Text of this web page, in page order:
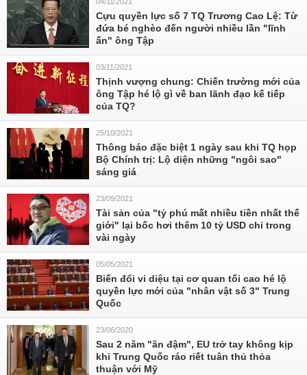
Cựu quyền lực số 7 TQ Trương Cao Lệ: Từ
đứa bé nghèo đến người nhiều lần "lĩnh
ấn" ông Tập
03/11/2021
Thịnh vượng chung: Chiến trường mới của
ông Tập hé lộ gì về ban lãnh đạo kế tiếp
của TQ?
25/10/2021
Thông báo đặc biệt 1 ngày sau khi TQ họp
Bộ Chính trị: Lộ diện những "ngôi sao"
sáng giá
23/09/2021
Tài sản của "tỷ phú mất nhiều tiền nhất thế
giới" lại bốc hơi thêm 10 tỷ USD chỉ trong
vài ngày
05/05/2021
Biến đổi vi diệu tại cơ quan tối cao hé lộ
quyền lực mới của "nhân vật số 3" Trung
Quốc
23/06/2020
Sau 2 năm "ăn đậm", EU trở tay không kịp
khi Trung Quốc ráo riết tuân thủ thỏa
thuận với Mỹ